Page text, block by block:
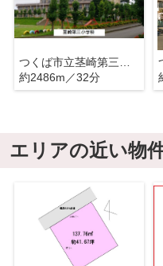
約2486m／32分
エリアの近い物